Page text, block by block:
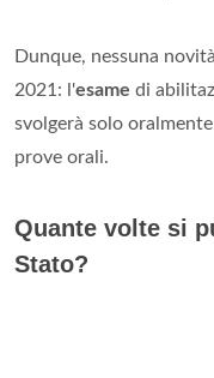
Dunque, nessuna
2021: l'esame di
svolgerà solo
prove orali.
Quante volte si
Stato?